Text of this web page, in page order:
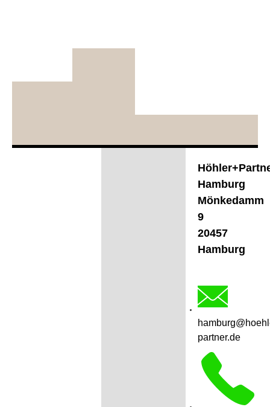
Hamburg
Mönkedamm
9
20457
Hamburg
partner.de